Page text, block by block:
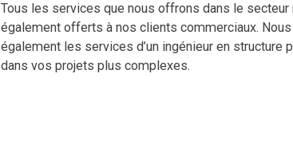
Tous les services que nous offrons dans le
également offerts à nos clients commerciaux.
également les services d’un ingénieur en structure
dans vos projets plus complexes.